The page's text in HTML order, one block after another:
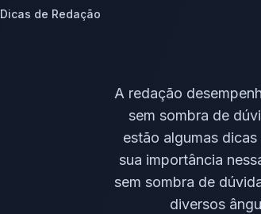
Dicas de Redação
A redação
sem sombra de
estão algumas
sua importância
sem sombra de
diversos